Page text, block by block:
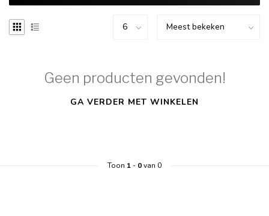
Geen producten gevonden!
GA VERDER MET WINKELEN
Toon 1- 0van 0